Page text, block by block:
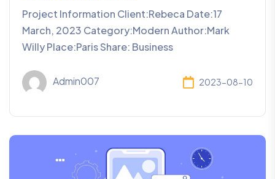
Project Information Client:Rebeca Date:17
March, 2023 Category:Modern Author:Mark
Willy Place:Paris Share: Business
Admin007 2023-08-10